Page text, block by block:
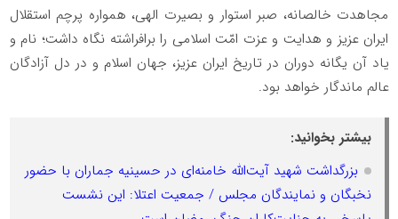
مجاهدت خالصانه، صبر استوار و بصیرت الهی، همواره پرچم استقلال
ایران عزیز و هدایت و عزت امّت اسلامی را برافراشته نگاه داشت؛ نام و
یاد آن یگانه دوران در تاریخ ایران عزیز، جهان اسلام و در دل آزادگان
عالم ماندگار خواهد بود.
بیشتر بخوانید:
بزرگداشت شهید آیت‌الله خامنه‌ای در حسینیه جماران با حضور
نخبگان و نمایندگان مجلس / جمعیت اعتلا: این نشست